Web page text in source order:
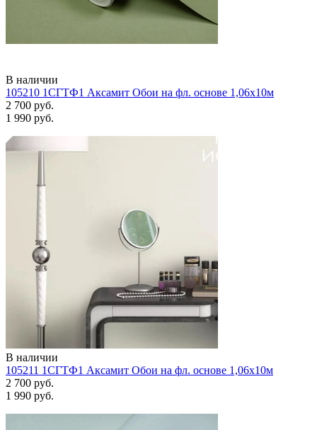
В наличии
105210 1СГТФ1 Аксамит Обои на фл. основе 1,06х10м
2 700 руб.
1 990 руб.
В наличии
105211 1СГТФ1 Аксамит Обои на фл. основе 1,06х10м
2 700 руб.
1 990 руб.